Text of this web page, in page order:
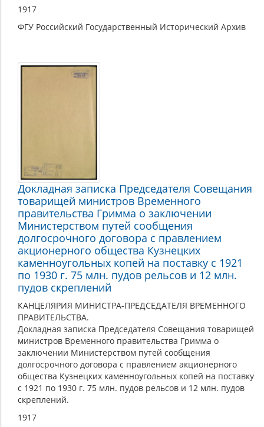
1917
ФГУ Российский Государственный Исторический Архив
Докладная записка Председателя Совещания
товарищей министров Временного
правительства Гримма о заключении
Министерством путей сообщения
долгосрочного договора с правлением
акционерного общества Кузнецких
каменноугольных копей на поставку с 1921
по 1930 г. 75 млн. пудов рельсов и 12 млн.
пудов скреплений
КАНЦЕЛЯРИЯ МИНИСТРА-ПРЕДСЕДАТЕЛЯ ВРЕМЕННОГО
ПРАВИТЕЛЬСТВА.
Докладная записка Председателя Совещания товарищей
министров Временного правительства Гримма о
заключении Министерством путей сообщения
долгосрочного договора с правлением акционерного
общества Кузнецких каменноугольных копей на поставку
с 1921 по 1930 г. 75 млн. пудов рельсов и 12 млн. пудов
скреплений.
1917